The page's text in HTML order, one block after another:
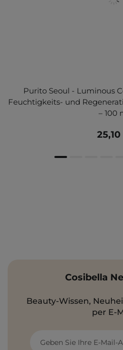
Purito Seoul - Luminous
Feuchtigkeits- und
– 100
Cosibella
Beauty-Wissen,
per E-
Geben Sie Ihre E-Mail-